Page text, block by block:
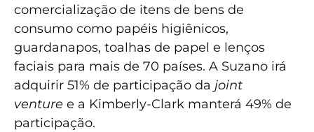
comercialização de itens de bens de
consumo como papéis higiênicos,
guardanapos, toalhas de papel e lenços
faciais para mais de 70 países. A Suzano irá
adquirir 51% de participação da joint
venture e a Kimberly-Clark manterá 49% de
participação.